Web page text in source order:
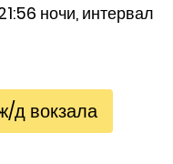
ночи, интервал
д вокзала